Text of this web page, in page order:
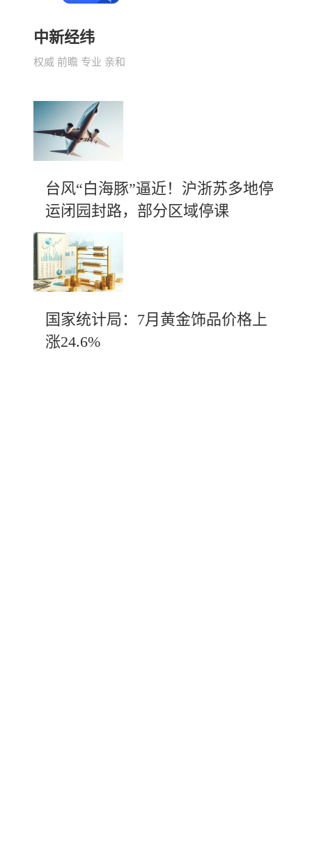
中新经纬
权威 前瞻 专业 亲和
台风“白海豚”逼近！沪浙苏多地停
运闭园封路，部分区域停课
国家统计局：7月黄金饰品价格上
涨24.6%